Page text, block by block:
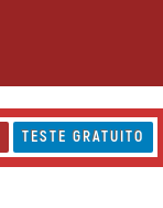
TESTE GRATUITO